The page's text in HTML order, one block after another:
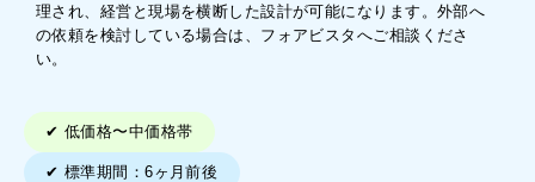
理され、経営と現場を横断した設計が可能になります。外部へ
の依頼を検討している場合は、フォアビスタへご相談くださ
い。
✔︎ 低価格〜中価格帯
✔︎ 標準期間：6ヶ月前後